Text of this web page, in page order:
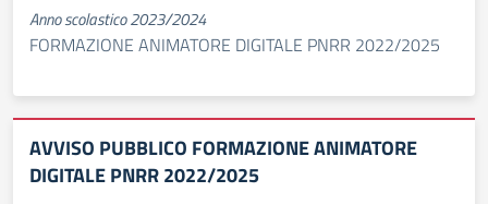
Anno scolastico 2023/2024
FORMAZIONE ANIMATORE DIGITALE PNRR 2022/2025
AVVISO PUBBLICO FORMAZIONE ANIMATORE
DIGITALE PNRR 2022/2025